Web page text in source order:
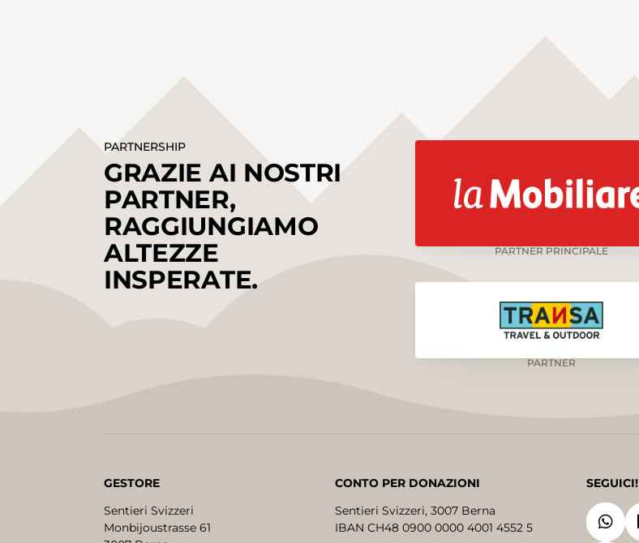
PARTNERSHIP
GRAZIE AI NOSTRI
PARTNER,
RAGGIUNGIAMO
ALTEZZE
INSPERATE.
PARTNER PRINCIPALE
PARTNER
GESTORE
Sentieri Svizzeri
Monbijoustrasse 61
CONTO PER DONAZIONI
Sentieri Svizzeri, 3007 Berna
IBAN CH48 0900 0000 4001 4552 5
SEGUICI!